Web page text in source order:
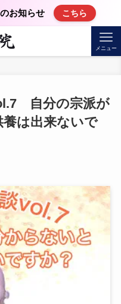
お知らせ こちら
メニュー
自分の宗派が
は出来ないで